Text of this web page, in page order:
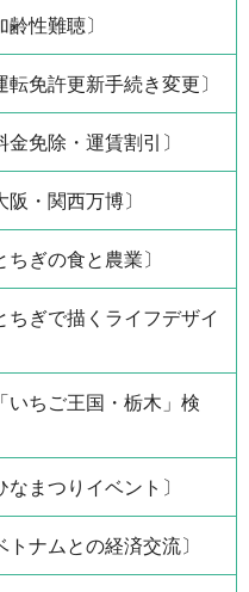
性難聴〕
免許更新手続き変更〕
免除・運賃割引〕
・関西万博〕
ぎの食と農業〕
ちぎで描くライフデザイ
いちご王国・栃木」検
まつりイベント〕
ナムとの経済交流〕